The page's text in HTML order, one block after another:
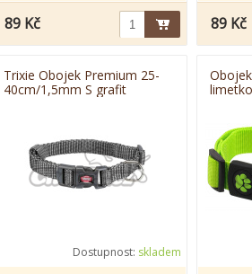
89 Kč 89 Kč
Trixie Obojek Premium 25-
40cm/1,5mm S grafit
Dostupnost: skladem